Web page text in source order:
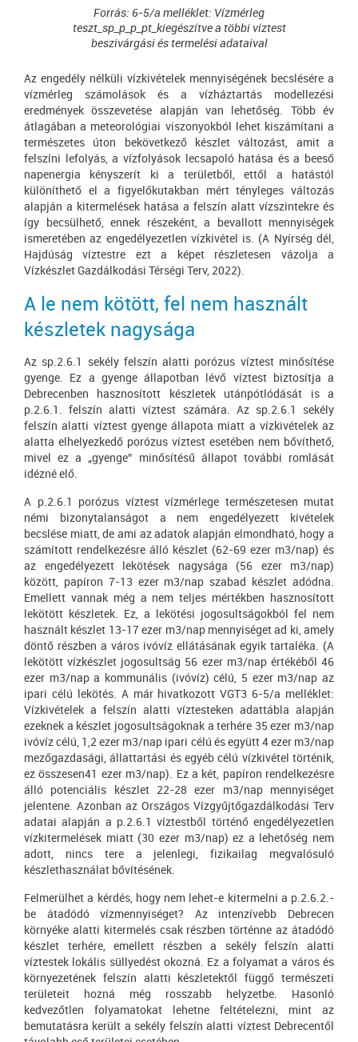
Forrás: 6-5/a melléklet: Vízmérleg
teszt_sp_p_p_pt_kiegészítve a többi víztest
beszivárgási és termelési adataival
Az engedély nélküli vízkivételek mennyiségének becslésére a
vízmérleg számolások és a vízháztartás modellezési
eredmények összevetése alapján van lehetőség. Több év
átlagában a meteorológiai viszonyokból lehet kiszámítani a
természetes úton bekövetkező készlet változást, amit a
felszíni lefolyás, a vízfolyások lecsapoló hatása és a beeső
napenergia kényszerít ki a területből, ettől a hatástól
különíthető el a figyelőkutakban mért tényleges változás
alapján a kitermelések hatása a felszín alatt vízszintekre és
így becsülhető, ennek részeként, a bevallott mennyiségek
ismeretében az engedélyezetlen vízkivétel is. (A Nyírség dél,
Hajdúság víztestre ezt a képet részletesen vázolja a
Vízkészlet Gazdálkodási Térségi Terv, 2022).
A le nem kötött, fel nem használt
készletek nagysága
Az sp.2.6.1 sekély felszín alatti porózus víztest minősítése
gyenge. Ez a gyenge állapotban lévő víztest biztosítja a
Debrecenben hasznosított készletek utánpótlódását is a
p.2.6.1. felszín alatti víztest számára. Az sp.2.6.1 sekély
felszín alatti víztest gyenge állapota miatt a vízkivételek az
alatta elhelyezkedő porózus víztest esetében nem bővíthető,
mivel ez a „gyenge” minősítésű állapot további romlását
idézné elő.
A p.2.6.1 porózus víztest vízmérlege természetesen mutat
némi bizonytalanságot a nem engedélyezett kivételek
becslése miatt, de ami az adatok alapján elmondható, hogy a
számított rendelkezésre álló készlet (62-69 ezer m3/nap) és
az engedélyezett lekötések nagysága (56 ezer m3/nap)
között, papíron 7-13 ezer m3/nap szabad készlet adódna.
Emellett vannak még a nem teljes mértékben hasznosított
lekötött készletek. Ez, a lekötési jogosultságokból fel nem
használt készlet 13-17 ezer m3/nap mennyiséget ad ki, amely
döntő részben a város ivóvíz ellátásának egyik tartaléka. (A
lekötött vízkészlet jogosultság 56 ezer m3/nap értékéből 46
ezer m3/nap a kommunális (ivóvíz) célú, 5 ezer m3/nap az
ipari célú lekötés. A már hivatkozott VGT3 6-5/a melléklet:
Vízkivételek a felszín alatti víztesteken adattábla alapján
ezeknek a készlet jogosultságoknak a terhére 35 ezer m3/nap
ivóvíz célú, 1,2 ezer m3/nap ipari célú és együtt 4 ezer m3/nap
mezőgazdasági, állattartási és egyéb célú vízkivétel történik,
ez összesen41 ezer m3/nap). Ez a két, papíron rendelkezésre
álló potenciális készlet 22-28 ezer m3/nap mennyiséget
jelentene. Azonban az Országos Vízgyűjtőgazdálkodási Terv
adatai alapján a p.2.6.1 víztestből történő engedélyezetlen
vízkitermelések miatt (30 ezer m3/nap) ez a lehetőség nem
adott, nincs tere a jelenlegi, fizikailag megvalósuló
készlethasználat bővítésének.
Felmerülhet a kérdés, hogy nem lehet-e kitermelni a p.2.6.2.-
be átadódó vízmennyiséget? Az intenzívebb Debrecen
környéke alatti kitermelés csak részben történne az átadódó
készlet terhére, emellett részben a sekély felszín alatti
víztestek lokális süllyedést okozná. Ez a folyamat a város és
környezetének felszín alatti készletektől függő természeti
területeit hozná még rosszabb helyzetbe. Hasonló
kedvezőtlen folyamatokat lehetne feltételezni, mint az
bemutatásra került a sekély felszín alatti víztest Debrecentől